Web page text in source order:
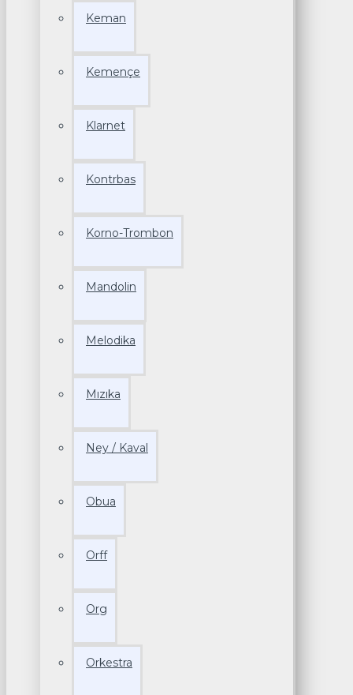
Keman
Kemençe
Klarnet
Kontrbas
Korno-Trombon
Mandolin
Melodika
Mızıka
Ney / Kaval
Obua
Orff
Org
Orkestra